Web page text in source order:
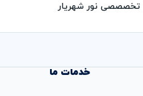
تخصصصی نور شهریار
خدمات ما